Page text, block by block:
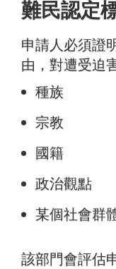
難民認定
申請人必須證
由，對遭受迫
種族
宗教
國籍
政治觀點
某個社會群
該部門會評估